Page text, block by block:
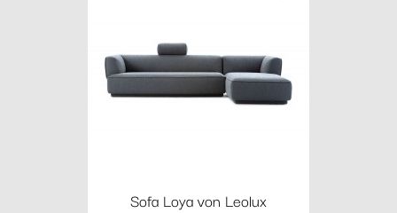
Sofa Loya von Leolux